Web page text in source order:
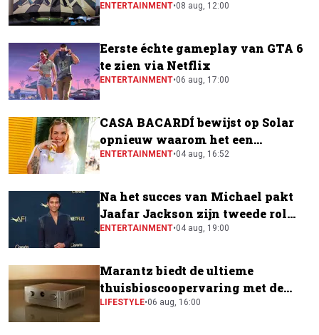
gemaakt
ENTERTAINMENT•08 aug, 12:00
Eerste échte gameplay van GTA 6
te zien via Netflix
ENTERTAINMENT•06 aug, 17:00
CASA BACARDÍ bewijst op Solar
opnieuw waarom het een
festivalfavoriet is
ENTERTAINMENT•04 aug, 16:52
Na het succes van Michael pakt
Jaafar Jackson zijn tweede rol
naast Will Smith
ENTERTAINMENT•04 aug, 19:00
Marantz biedt de ultieme
thuisbioscoopervaring met de
CINEMA Series 2
LIFESTYLE•06 aug, 16:00